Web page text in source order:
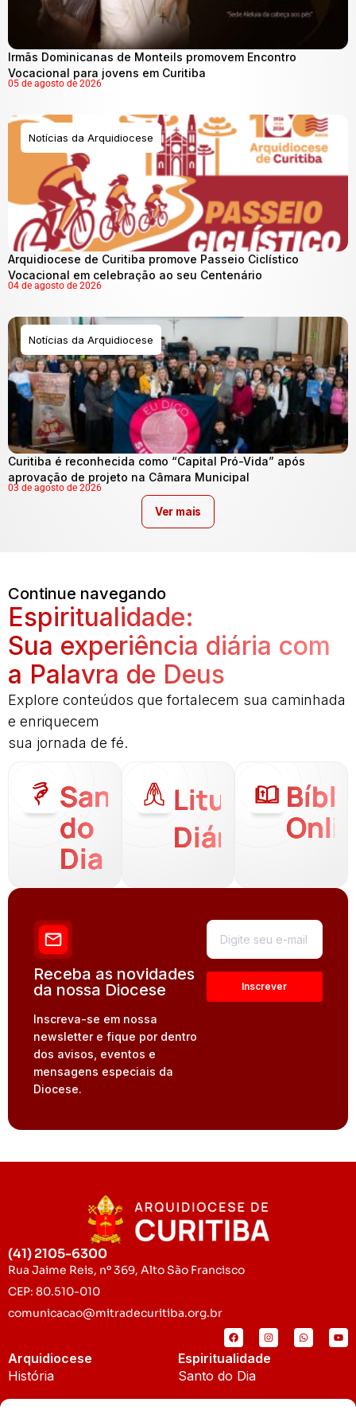
Irmãs Dominicanas de Monteils promovem Encontro
Vocacional para jovens em Curitiba
05 de agosto de 2026
Notícias da Arquidiocese
Arquidiocese de Curitiba promove Passeio Ciclístico
Vocacional em celebração ao seu Centenário
04 de agosto de 2026
Notícias da Arquidiocese
Curitiba é reconhecida como “Capital Pró-Vida” após
aprovação de projeto na Câmara Municipal
03 de agosto de 2026
Ver mais
Continue navegando
Espiritualidade:
Sua experiência diária com
a Palavra de Deus
Explore conteúdos que fortalecem sua caminhada
e enriquecem
sua jornada de fé.
Santo
do
Dia
Liturgia
Diária
Receba as novidades
da nossa Diocese
Inscreva-se em nossa
newsletter e fique por dentro
dos avisos, eventos e
mensagens especiais da
Diocese.
(41) 2105-6300
Rua Jaime Reis, nº 369, Alto São Francisco
CEP: 80.510-010
comunicacao@mitradecuritiba.org.br
Arquidiocese
História
Espiritualidade
Santo do Dia